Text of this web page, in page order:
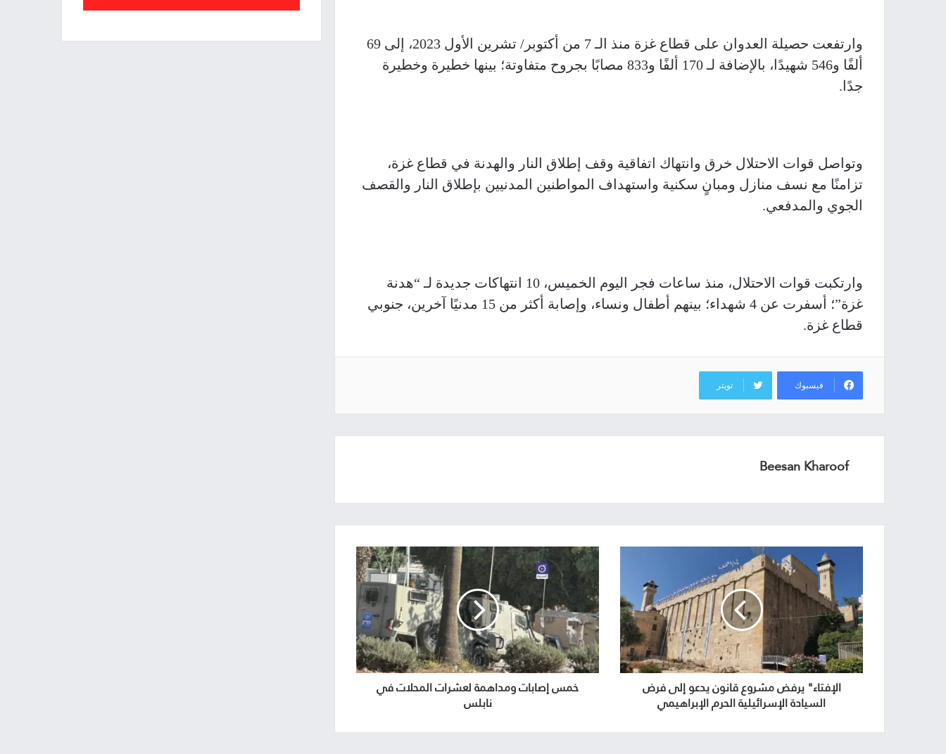
وارتفعت حصيلة العدوان على قطاع غزة منذ الـ 7 من أكتوبر/ تشرين الأول 2023، إلى 69
ألفًا و546 شهيدًا، بالإضافة لـ 170 ألفًا و833 مصابًا بجروح متفاوتة؛ بينها خطيرة وخطيرة
جدًا.
وتواصل قوات الاحتلال خرق وانتهاك اتفاقية وقف إطلاق النار والهدنة في قطاع غزة،
تزامنًا مع نسف منازل ومبانٍ سكنية واستهداف المواطنين المدنيين بإطلاق النار والقصف
الجوي والمدفعي.
وارتكبت قوات الاحتلال، منذ ساعات فجر اليوم الخميس، 10 انتهاكات جديدة لـ “هدنة
غزة”؛ أسفرت عن 4 شهداء؛ بينهم أطفال ونساء، وإصابة أكثر من 15 مدنيًا آخرين، جنوبي
قطاع غزة.
فيسبوك تويتر
Beesan Kharoof
الإفتاء" يرفض مشروع قانون يدعو إلى فرض
السيادة الإسرائيلية الحرم الإبراهيمي
خمس إصابات ومداهمة لعشرات المحلات في
نابلس